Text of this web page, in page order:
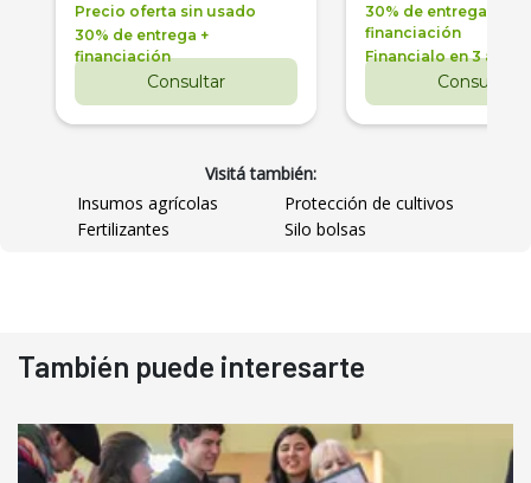
Precio oferta sin usado
30% de entrega +
financiación
Consultar
30% de entrega +
financiación
Financialo en 3 años
Consultar
Visitá también:
Insumos agrícolas
Protección de cultivos
Fertilizantes
Silo bolsas
También puede interesarte